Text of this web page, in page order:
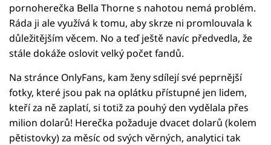
pornoherečka Bella Thorne s nahotou nemá problém.
Ráda ji ale využívá k tomu, aby skrze ni promlouvala k
důležitějším věcem. No a teď ještě navíc předvedla, že
stále dokáže oslovit velký počet fandů.
Na stránce OnlyFans, kam ženy sdílejí své peprnější
fotky, které jsou pak na oplátku přístupné jen lidem,
kteří za ně zaplatí, si totiž za pouhý den vydělala přes
milion dolarů! Herečka požaduje dvacet dolarů (kolem
pětistovky) za měsíc od svých věrných, analytici tak